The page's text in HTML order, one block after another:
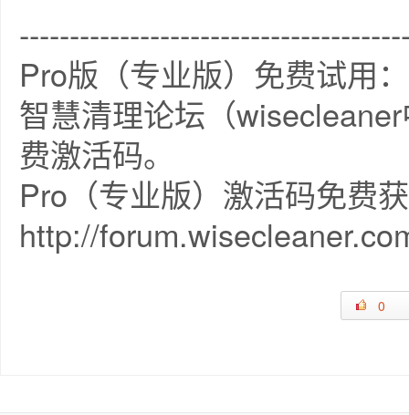
Pro版（专业版）免费试用：
智慧清理论坛（
费激活码。
Pro（专业版）激活码免费
http://
0